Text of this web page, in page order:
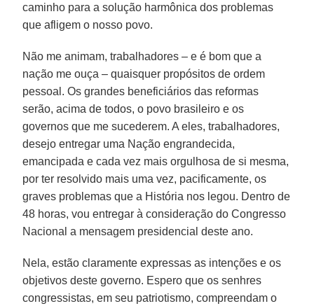
caminho para a solução harmônica dos problemas
que afligem o nosso povo.
Não me animam, trabalhadores – e é bom que a
nação me ouça – quaisquer propósitos de ordem
pessoal. Os grandes beneficiários das reformas
serão, acima de todos, o povo brasileiro e os
governos que me sucederem. A eles, trabalhadores,
desejo entregar uma Nação engrandecida,
emancipada e cada vez mais orgulhosa de si mesma,
por ter resolvido mais uma vez, pacificamente, os
graves problemas que a História nos legou. Dentro de
48 horas, vou entregar à consideração do Congresso
Nacional a mensagem presidencial deste ano.
Nela, estão claramente expressas as intenções e os
objetivos deste governo. Espero que os senhres
congressistas, em seu patriotismo, compreendam o